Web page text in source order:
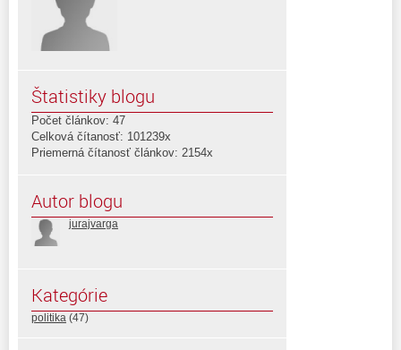
Štatistiky blogu
Počet článkov: 47
Celková čítanosť: 101239x
Priemerná čítanosť článkov: 2154x
Autor blogu
jurajvarga
Kategórie
politika (47)